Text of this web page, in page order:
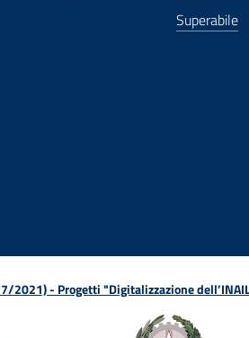
Superabile
2021) - Progetti "Digitalizzazione